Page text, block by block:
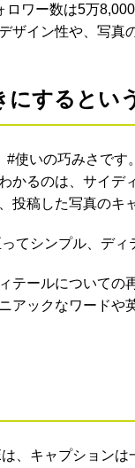
ワー数は5万
ザイン性や、写真
にするとい
使いの巧みさです。
かるのは、サイ
投稿した写真のキ
てシンプル、デ
テールについて
アックなワード
、キャプション